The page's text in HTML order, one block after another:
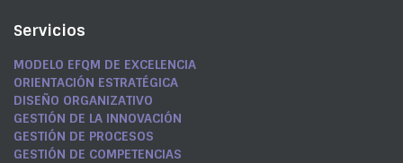
Servicios
MODELO EFQM DE EXCELENCIA
ORIENTACIÓN ESTRATÉGICA
DISEÑO ORGANIZATIVO
GESTIÓN DE LA INNOVACIÓN
GESTIÓN DE PROCESOS
GESTIÓN DE COMPETENCIAS